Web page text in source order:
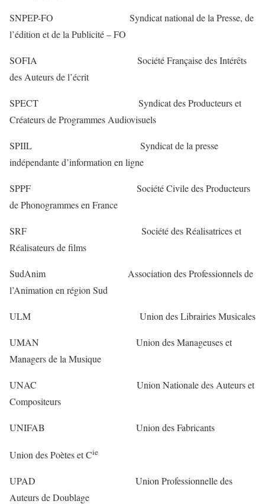
SNPEP-FO Syndicat national de la Presse, de
l’édition et de la Publicité – FO
SOFIA Société Française des Intérêts
des Auteurs de l’écrit
SPECT Syndicat des Producteurs et
Créateurs de Programmes Audiovisuels
SPIIL Syndicat de la presse
indépendante d’information en ligne
SPPF Société Civile des Producteurs
de Phonogrammes en France
SRF Société des Réalisatrices et
Réalisateurs de films
SudAnim Association des Professionnels de
l’Animation en région Sud
ULM Union des Librairies Musicales
UMAN Union des Manageuses et
Managers de la Musique
UNAC Union Nationale des Auteurs et
Compositeurs
UNIFAB Union des Fabricants
Union des Poètes et Cie
UPAD Union Professionnelle des
Auteurs de Doublage